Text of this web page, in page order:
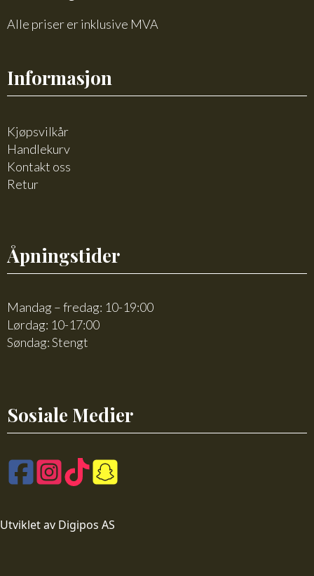
Alle priser er inklusive MVA
Informasjon
Kjøpsvilkår
Handlekurv
Kontakt oss
Retur
Åpningstider
Mandag – fredag: 10-19:00
Lørdag: 10-17:00
Søndag: Stengt
Sosiale Medier
Utviklet av Digipos AS